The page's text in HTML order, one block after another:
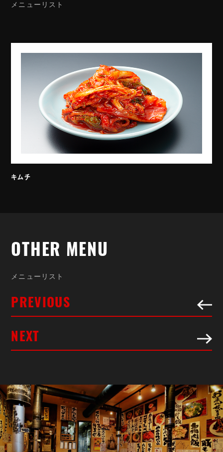
メ ニ ュ ー リ ス ト
キムチ
OTHER MENU
OTHER
MENU
メ ニ ュ ー リ ス ト
PREVIOUS
NEXT